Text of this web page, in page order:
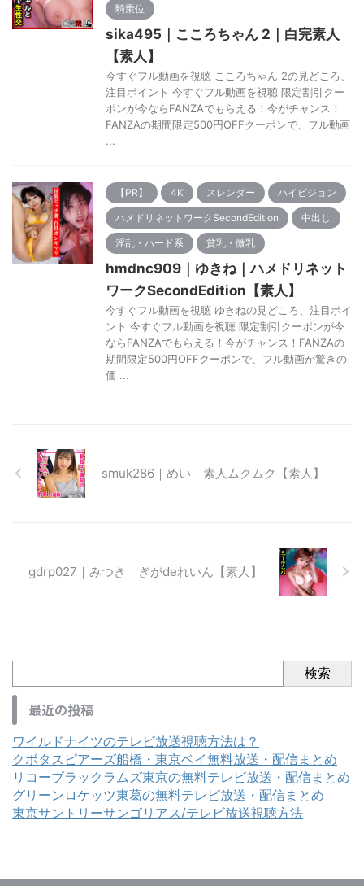
騎乗位
sika495｜こころちゃん 2｜白完素人
【素人】
今すぐフル動画を視聴 こころちゃん 2の見どころ、
注目ポイント 今すぐフル動画を視聴 限定割引クー
ポンが今ならFANZAでもらえる！今がチャンス！
FANZAの期間限定500円OFFクーポンで、フル動画
...
【PR】 4K スレンダー ハイビジョン
ハメドリネットワークSecondEdition 中出し
淫乱・ハード系 貧乳・微乳
hmdnc909｜ゆきね｜ハメドリネット
ワークSecondEdition【素人】
今すぐフル動画を視聴 ゆきねの見どころ、注目ポイ
ント 今すぐフル動画を視聴 限定割引クーポンが今
ならFANZAでもらえる！今がチャンス！FANZAの
期間限定500円OFFクーポンで、フル動画が驚きの
価 ...
smuk286｜めい｜素人ムクムク【素人】
gdrp027｜みつき｜ぎがdeれいん【素人】
検索
最近の投稿
ワイルドナイツのテレビ放送視聴方法は？
クボタスピアーズ船橋・東京ベイ無料放送・配信まとめ
リコーブラックラムズ東京の無料テレビ放送・配信まとめ
グリーンロケッツ東葛の無料テレビ放送・配信まとめ
東京サントリーサンゴリアス/テレビ放送視聴方法